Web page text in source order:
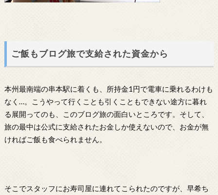
ご飯もブログ旅で支給された資金から
本州最南端の串本駅に着くも、所持金1円で電車に乗れるわけも
なく…。こうやって行くことも引くこともできない途方に暮れ
る展開ってのも、このブログ旅の面白いところです。そして、
旅の最中は公式に支給されたお金しか使えないので、お金が無
ければご飯も食べられません。
そこでスタッフにお寿司屋に連れてこられたのですが、早希ち